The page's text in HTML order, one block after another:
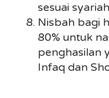
sesuai syariah
Nisbah bagi
80% untuk
penghasilan
Infaq dan